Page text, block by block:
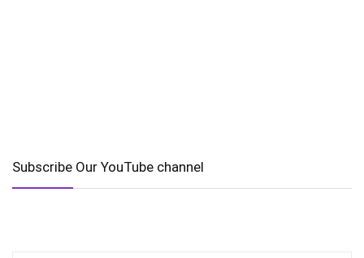
Subscribe Our YouTube channel